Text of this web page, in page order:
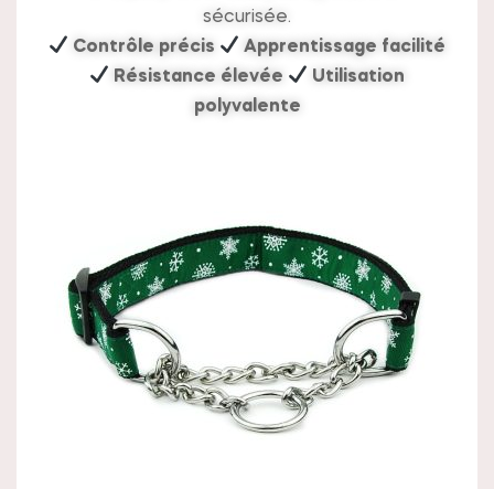
sécurisée.
Contrôle précis
Apprentissage facilité
Résistance élevée
Utilisation
polyvalente